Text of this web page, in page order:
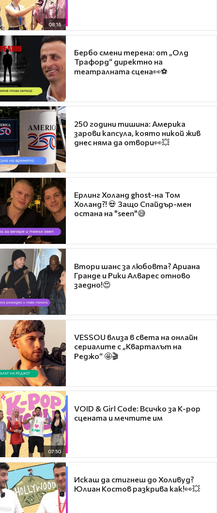
08:16
Бербо смени терена: от „Олд
Трафорд“ директно на
театралната сцена👀⚽
250 години тишина: Америка
зарови капсула, която никой жив
днес няма да отвори👀💥
Ерлинг Холанд ghost-на Том
Холанд?! 💀 Защо Спайдър-мен
остана на "seen"😅
Втори шанс за любовта? Ариана
Гранде и Рики Алварес отново
заедно!😍
VESSOU влиза в света на онлайн
сериалите с „Кварталът на
Реджо“ 🤩🎬
07:50
VOID & Girl Code: Всичко за K-pop
сцената и мечтите им
Искаш да стигнеш до Холивуд?
Юлиан Костов разкрива как!👀💥